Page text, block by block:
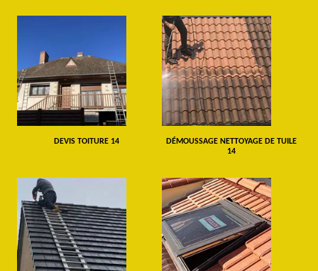
DEVIS TOITURE 14
DÉMOUSSAGE NETTOYAGE DE TUILE
14